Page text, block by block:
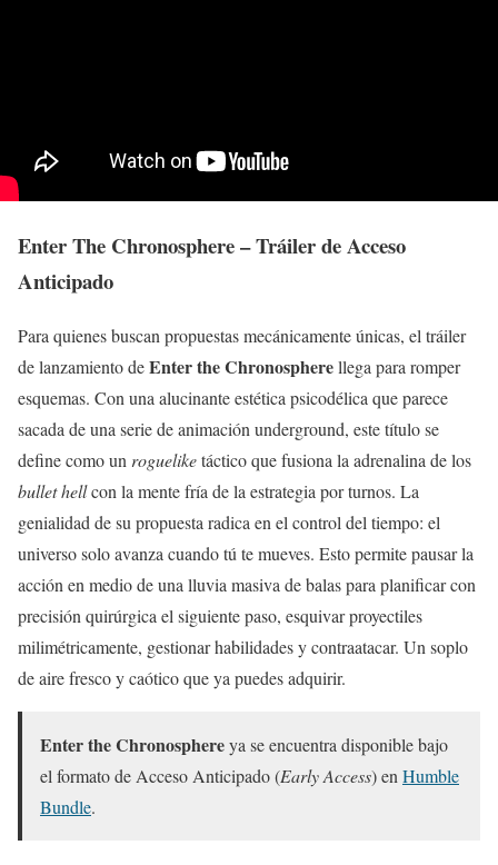
Enter The Chronosphere – Tráiler de Acceso
Anticipado
Para quienes buscan propuestas mecánicamente únicas, el tráiler
de lanzamiento deEnter the Chronospherellega para romper
esquemas. Con una alucinante estética psicodélica que parece
sacada de una serie de animación underground, este título se
define como un rogueliketáctico que fusiona la adrenalina de los
bullet hellcon la mente fría de la estrategia por turnos. La
genialidad de su propuesta radica en el control del tiempo: el
universo solo avanza cuando tú te mueves. Esto permite pausar la
acción en medio de una lluvia masiva de balas para planificar con
precisión quirúrgica el siguiente paso, esquivar proyectiles
milimétricamente, gestionar habilidades y contraatacar. Un soplo
de aire fresco y caótico que ya puedes adquirir.
Enter the Chronosphereya se encuentra disponible bajo
el formato de Acceso Anticipado (Early Access) en Humble
Bundle.